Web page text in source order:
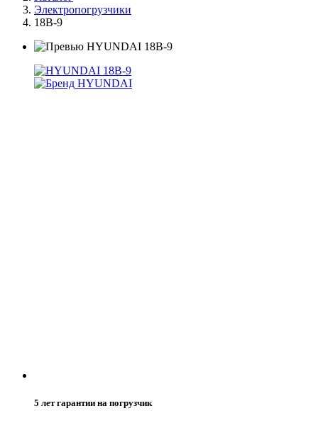
Электропогрузчики
18B-9
5 лет гарантии на погрузчик